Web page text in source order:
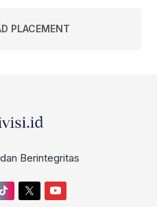
PLACEMENT
Berintegritas